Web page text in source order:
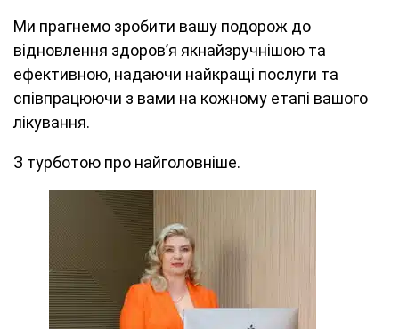
Ми прагнемо зробити вашу подорож до
відновлення здоров’я якнайзручнішою та
ефективною, надаючи найкращі послуги та
співпрацюючи з вами на кожному етапі вашого
лікування.
З турботою про найголовніше.